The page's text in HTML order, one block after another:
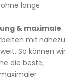
lange
& maximale
mit nahezu
So können wir
die beste,